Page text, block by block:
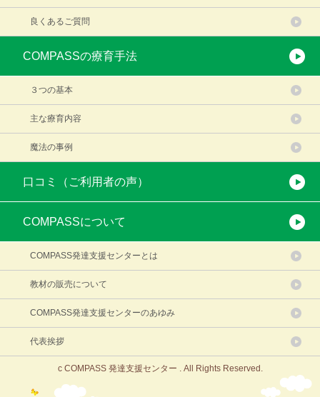
良くあるご質問
COMPASSの療育手法
３つの基本
主な療育内容
魔法の事例
口コミ（ご利用者の声）
COMPASSについて
COMPASS発達支援センターとは
教材の販売について
COMPASS発達支援センターのあゆみ
代表挨拶
c COMPASS 発達支援センター . All Rights Reserved.